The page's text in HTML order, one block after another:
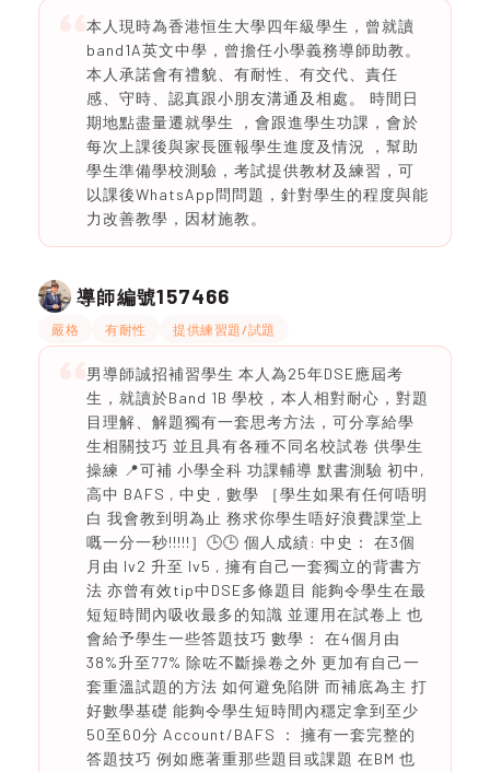
本人現時為香港恒生大學四年級學生，曾就讀
band1A英文中學，曾擔任小學義務導師助教。
本人承諾會有禮貌、有耐性、有交代、責任
感、守時、認真跟小朋友溝通及相處。 時間日
期地點盡量遷就學生 ，會跟進學生功課，會於
每次上課後與家長匯報學生進度及情況 ，幫助
學生準備學校測驗，考試提供教材及練習，可
以課後WhatsApp問問題，針對學生的程度與能
力改善教學，因材施教。
導師編號157466
嚴格 有耐性 提供練習題/試題
男導師誠招補習學生 本人為25年DSE應屆考
生，就讀於Band 1B 學校，本人相對耐心，對題
目理解、解題獨有一套思考方法，可分享給學
生相關技巧 並且具有各種不同名校試卷 供學生
操練 📍可補 小學全科 功課輔導 默書測驗 初中,
高中 BAFS , 中史 , 數學 ［學生如果有任何唔明
白 我會教到明為止 務求你學生唔好浪費課堂上
嘅一分一秒!!!!!］🕒🕒 個人成績: 中史： 在3個
月由 lv2 升至 lv5 , 擁有自己一套獨立的背書方
法 亦曾有效tip中DSE多條題目 能夠令學生在最
短短時間內吸收最多的知識 並運用在試卷上 也
會給予學生一些答題技巧 數學： 在4個月由
38%升至77% 除咗不斷操卷之外 更加有自己一
套重溫試題的方法 如何避免陷阱 而補底為主 打
好數學基礎 能夠令學生短時間內穩定拿到至少
50至60分 Account/BAFS ： 擁有一套完整的
答題技巧 例如應著重那些題目或課題 在BM 也